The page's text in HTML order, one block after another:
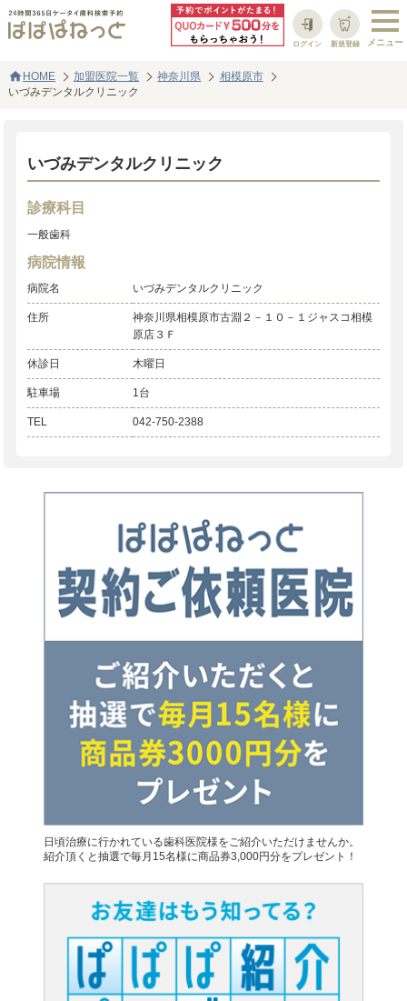
新規登録
ログイン
home HOME 加盟医院一覧 神奈川県
相模原市
いづみデンタルクリニック
いづみデンタルクリニック
診療科目
一般歯科
病院情報
病院名 いづみデンタルクリニック
住所
神奈川県相模原市古淵２－１０－１ジャスコ相模
原店３Ｆ
休診日 木曜日
駐車場 1台
TEL 042-750-2388
日頃治療に行かれている歯科医院様をご紹介いただけませんか。
紹介頂くと抽選で毎月15名様に商品券3,000円分をプレゼント！